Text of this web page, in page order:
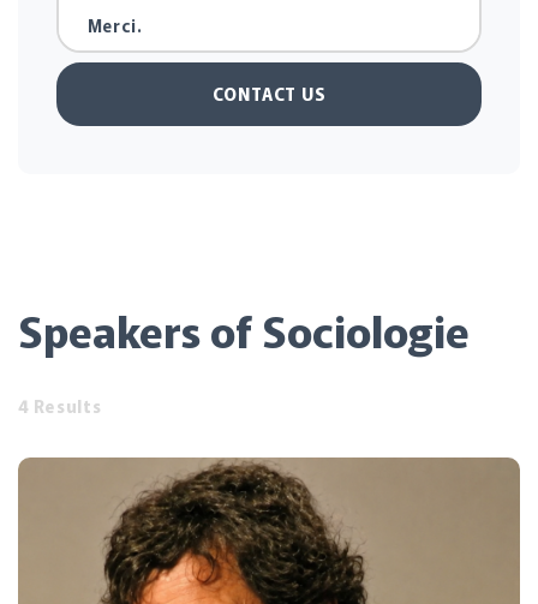
CONTACT US
Speakers of Sociologie
4 Results